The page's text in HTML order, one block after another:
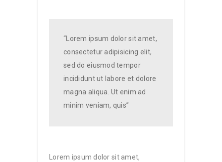
“Lorem ipsum dolor sit amet,
consectetur adipisicing elit,
sed do eiusmod tempor
incididunt ut labore et dolore
magna aliqua. Ut enim ad
minim veniam, quis”
Lorem ipsum dolor sit amet,